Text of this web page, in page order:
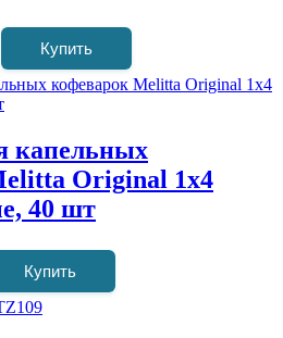
Купить
капельных
Original 1х4
40 шт
Купить